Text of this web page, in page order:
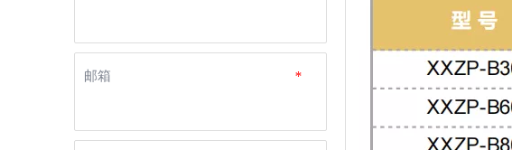
*
邮箱